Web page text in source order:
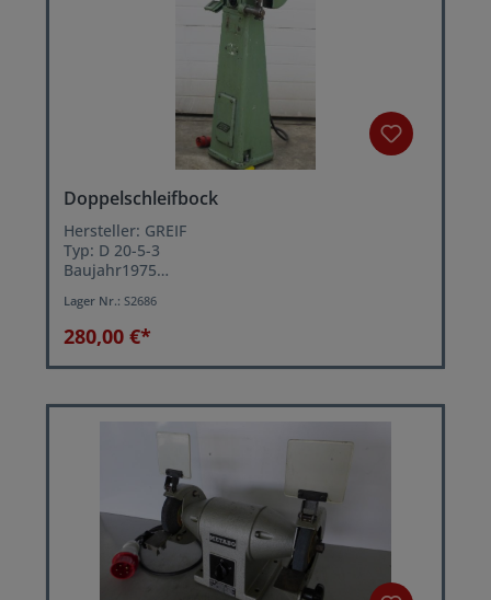
Doppelschleifbock
Hersteller: GREIF
Typ: D 20-5-3
Baujahr1975
Schleifscheibenbreite: 25 mm
Schleifscheibendrehzahl: 3000 U/min.
Motorleistung: 0,55 kW
Lager Nr.: S2686
280,00 €*